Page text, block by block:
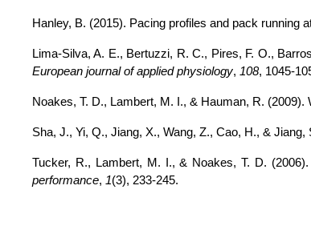
Hanley, B. (2015). Pacing profiles and pack running
European journal of applied physiology, 108, 1045-
Noakes, T. D., Lambert, M. I., & Hauman, R.
Sha, J., Yi, Q., Jiang, X., Wang, Z., Cao, H., &
Tucker, R., Lambert, M. I., & Noakes, T. D.
performance, 1(3), 233-245.